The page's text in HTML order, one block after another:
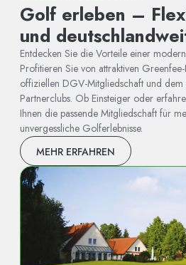
Golf erleben –
und
Entdecken Sie die Vorteile einer
Profitieren Sie von attraktiven
offiziellen DGV-Mitgliedschaft und
Partnerclubs. Ob Einsteiger oder
Ihnen die passende Mitgliedschaft für
unvergessliche Golferlebnisse.
MEHR ERFAHREN